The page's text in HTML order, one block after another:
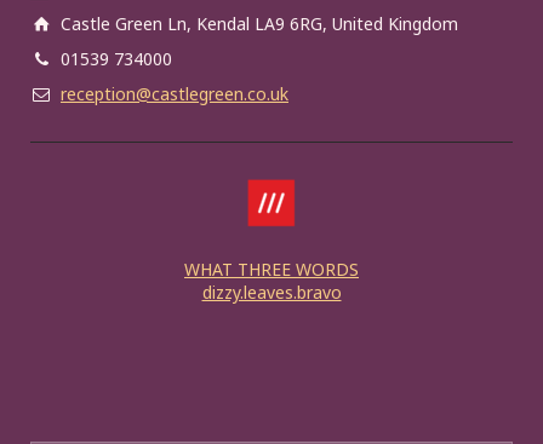
Castle Green Ln, Kendal LA9 6RG, United Kingdom
01539 734000
reception@castlegreen.co.uk
WHAT THREE WORDS
dizzy.leaves.bravo